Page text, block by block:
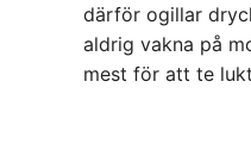
därför ogillar
aldrig vakna på
mest för att te